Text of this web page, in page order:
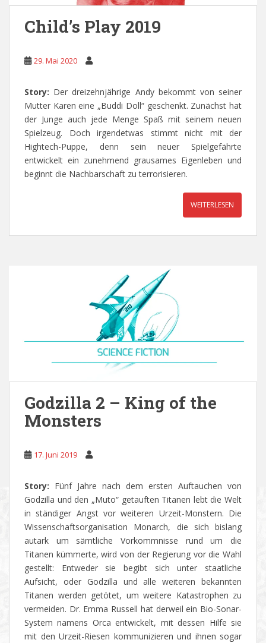
Child’s Play 2019
29. Mai 2020
Story: Der dreizehnjährige Andy bekommt von seiner
Mutter Karen eine „Buddi Doll“ geschenkt. Zunächst hat
der Junge auch jede Menge Spaß mit seinem neuen
Spielzeug. Doch irgendetwas stimmt nicht mit der
Hightech-Puppe, denn sein neuer Spielgefährte
entwickelt ein zunehmend grausames Eigenleben und
beginnt die Nachbarschaft zu terrorisieren.
WEITERLESEN
Godzilla 2 – King of the
Monsters
17. Juni 2019
Story: Fünf Jahre nach dem ersten Auftauchen von
Godzilla und den „Muto“ getauften Titanen lebt die Welt
in ständiger Angst vor weiteren Urzeit-Monstern. Die
Wissenschaftsorganisation Monarch, die sich bislang
autark um sämtliche Vorkommnisse rund um die
Titanen kümmerte, wird von der Regierung vor die Wahl
gestellt: Entweder sie begibt sich unter staatliche
Aufsicht, oder Godzilla und alle weiteren bekannten
Titanen werden getötet, um weitere Katastrophen zu
vermeiden. Dr. Emma Russell hat derweil ein Bio-Sonar-
System namens Orca entwickelt, mit dessen Hilfe sie
mit den Urzeit-Riesen kommunizieren und ihnen sogar